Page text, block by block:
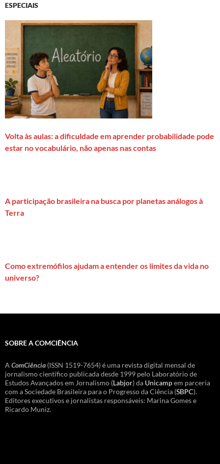
ESPECIAIS
Volta às aulas: a dificuldade em aprender probabilidade pode
estar no vocabulário, não apenas nas contas
A participação brasileira na busca por planetas análogos à
Terra
Como extremófilos ajudam a entender os limites da vida no
universo?
SOBRE A COMCIÊNCIA
A ComCiência (ISSN 1519-7654) é uma revista digital mensal de
jornalismo científico publicada desde 1999 pelo Laboratório de
Estudos Avançados em Jornalismo (Labjor) da Unicampem parceria
com a Sociedade Brasileira para o Progresso da Ciência (SBPC).
Editores executivos e jornalistas responsáveis: Marina Gomes e
Ricardo Muniz.